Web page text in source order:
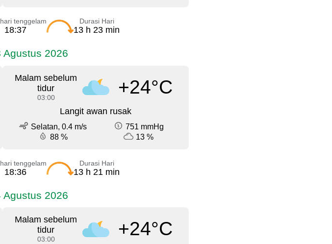
tenggelam
18:37
Durasi Hari
13 h 23 min
Agustus 2026
Malam sebelum
tidur
03:00 +24°C
Langit awan rusak
Selatan, 0.4 m/s
751 mmHg
88 %
13 %
tenggelam
18:36
Durasi Hari
13 h 21 min
Agustus 2026
Malam sebelum
tidur
03:00 +24°C